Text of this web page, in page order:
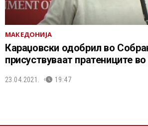
МАКЕДОНИЈА
Караџовски одобрил во
присуствуваат пратениците
23.04.2021. 19:47